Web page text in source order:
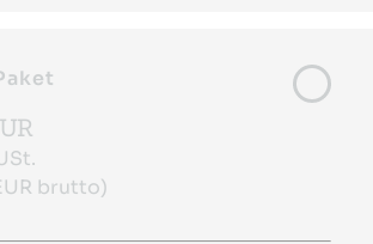
brutto)